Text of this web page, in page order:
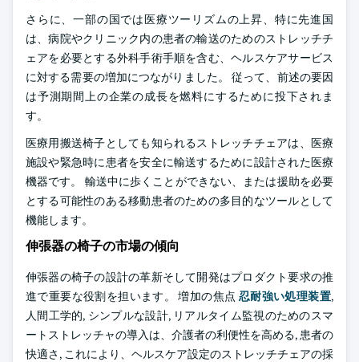
さらに、一部の国では医療ツーリズムの上昇、特に先進国
は、病院やクリニック内の患者の輸送のためのストレッチチ
ェアを必要とする外科手術手順を含む、ヘルスケアサービス
に対する需要の増加につながりました。 従って、前述の要因
は予測期間上の企業の成長を燃料にするために投下されま
す。
医療用搬送椅子としても知られるストレッチチェアは、医療
施設や緊急時に患者を安全に輸送するために設計された医療
機器です。 輸送中に歩くことができない、または援助を必要
とする可能性のある移動患者のための多目的なツールとして
機能します。
伸張器の椅子の市場の傾向
伸張器の椅子の設計の革新そして開発はプロダクト要求の推
進で重要な役割を担います。 増加の焦点 忍耐強い処理装置,
人間工学的, シンプルな設計, リアルタイム監視のためのスマ
ートストレッチャの導入は、介護者の利便性を高める, 患者の
快適さ, これにより、ヘルスケア設定のストレッチチェアの採